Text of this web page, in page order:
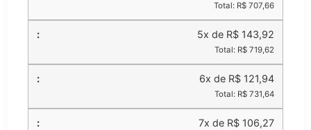
Total: R$ 707,66
5x de R$ 143,92
Total: R$ 719,62
6x de R$ 121,94
Total: R$ 731,64
7x de R$ 106,27